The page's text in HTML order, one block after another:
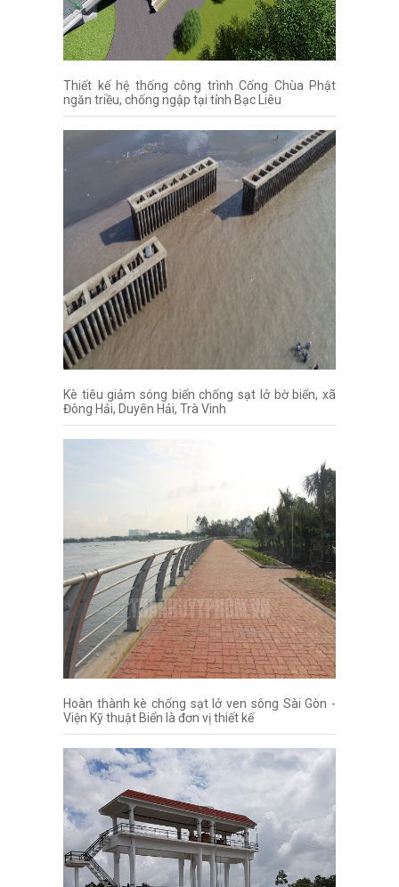
Thiết kế hệ thống công trình Cống Chùa Phật
ngăn triều, chống ngập tại tỉnh Bạc Liêu
Kè tiêu giảm sóng biển chống sạt lở bờ biển, xã
Đông Hải, Duyên Hải, Trà Vinh
Hoàn thành kè chống sạt lở ven sông Sài Gòn -
Viện Kỹ thuật Biển là đơn vị thiết kế